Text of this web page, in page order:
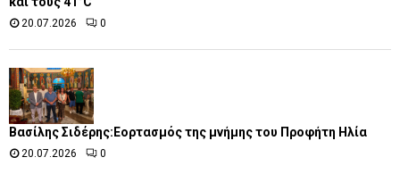
20.07.2026 0
Βασίλης Σιδέρης:Εορτασμός της μνήμης του Προφήτη Ηλία
20.07.2026 0